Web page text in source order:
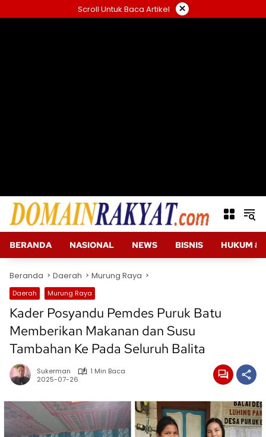
ke
Scroll Untuk Baca Artikel ×
BERANDA NASIONAL NEWS BISNIS HUKUM &
Beranda Daerah Murung Raya
Daerah Murung Raya
Kader Posyandu Pemdes Puruk Batu
Memberikan Makanan dan Susu
Tambahan Ke Pada Seluruh Balita
Sukerman
1 Min Baca
2025-07-26